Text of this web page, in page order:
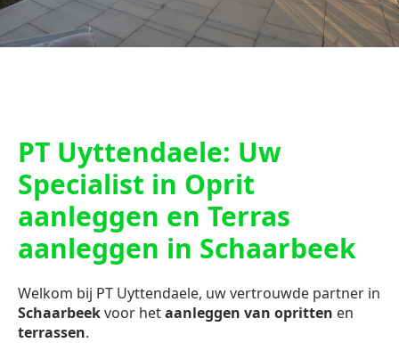
PT Uyttendaele: Uw
Specialist in Oprit
aanleggen en Terras
aanleggen in Schaarbeek
Welkom bij PT Uyttendaele, uw vertrouwde partner in
Schaarbeekvoor hetaanleggen van opritten en
terrassen.